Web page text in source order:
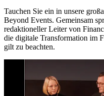
Tauchen Sie ein in unsere
Beyond Events. Gemeinsam
redaktioneller Leiter von
die digitale Transformation im
gilt zu beachten.